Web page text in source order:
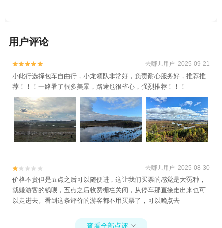
用户评论

 去哪儿用户 2025-09-21
小此行选择包车自由行，小龙领队非常好，负责耐心服务好，推荐推
荐！！！一路看了很多美景，路途也很省心，强烈推荐！！！

 去哪儿用户 2025-08-30
价格不贵但是五点之后可以随便进，这让我们买票的感觉是大冤种，
就赚游客的钱呗，五点之后收费栅栏关闭，从停车那直接走出来也可
以走进去。看到这条评价的游客都不用买票了，可以晚点去
查看全部点评 